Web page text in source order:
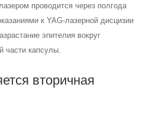
проводится через полгода
к YAG-лазерной дисцизии
эпителия вокруг
части капсулы.
вторичная